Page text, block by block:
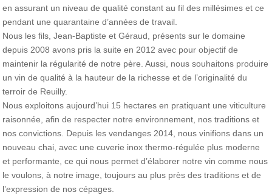
en assurant un niveau de qualité constant au fil des millésimes et ce
pendant une quarantaine d’années de travail.
Nous les fils, Jean-Baptiste et Géraud, présents sur le domaine
depuis 2008 avons pris la suite en 2012 avec pour objectif de
maintenir la régularité de notre père. Aussi, nous souhaitons produire
un vin de qualité à la hauteur de la richesse et de l’originalité du
terroir de Reuilly.
Nous exploitons aujourd’hui 15 hectares en pratiquant une viticulture
raisonnée, afin de respecter notre environnement, nos traditions et
nos convictions. Depuis les vendanges 2014, nous vinifions dans un
nouveau chai, avec une cuverie inox thermo-régulée plus moderne
et performante, ce qui nous permet d’élaborer notre vin comme nous
le voulons, à notre image, toujours au plus près des traditions et de
l’expression de nos cépages.